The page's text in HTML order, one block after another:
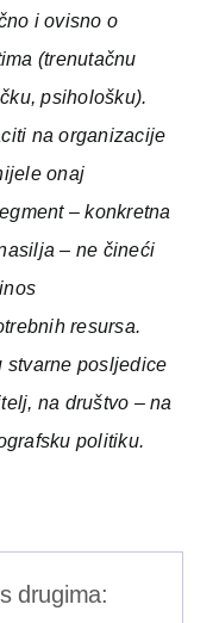
i ovisno o
(trenutačnu
psihološku).
na organizacije
onaj
– konkretna
– ne čineći
resursa.
stvarne posljedice
na društvo – na
politiku.
drugima: